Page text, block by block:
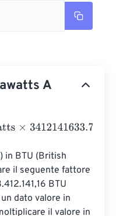
A
in BTU (British
il seguente fattore
BTU
dato valore in
il valore in